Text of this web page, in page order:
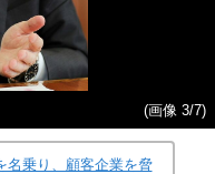
(画像 3/7)
名乗り、顧客企業を脅